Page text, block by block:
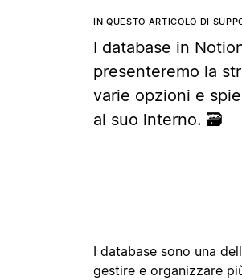
IN QUESTO ARTICOLO DI
I database in
presenteremo la
varie opzioni e
al suo interno. 🗃
I database sono una
gestire e organizzare